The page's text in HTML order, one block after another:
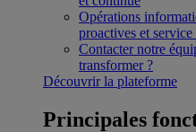
Opérations
proactives et
Contacter notre
transformer ?
Découvrir la plateforme
Principales